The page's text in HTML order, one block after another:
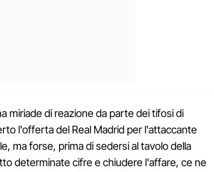
miriade di reazione da parte dei tifosi di
l'offerta del Real Madrid per l'attaccante
ma forse, prima di sedersi al tavolo della
determinate cifre e chiudere l'affare, ce ne